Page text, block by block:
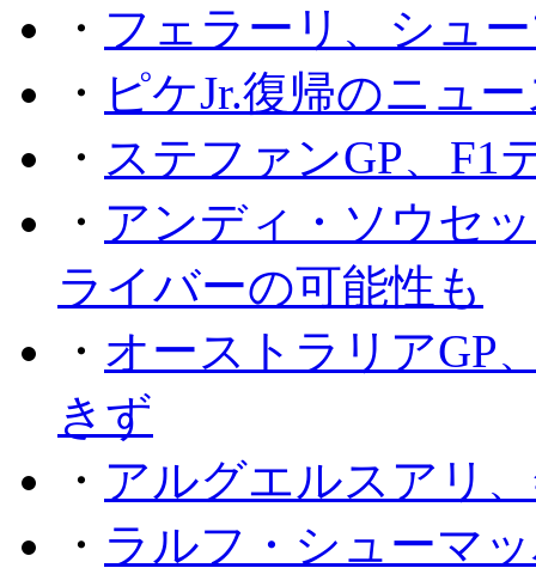
・ フェラーリ、シュ
・ ピケJr.復帰のニュ
・ ステファンGP、F1
・ アンディ・ソウセ
ライバーの可能性も
・ オーストラリアGP
きず
・ アルグエルスアリ
・ ラルフ・シューマ